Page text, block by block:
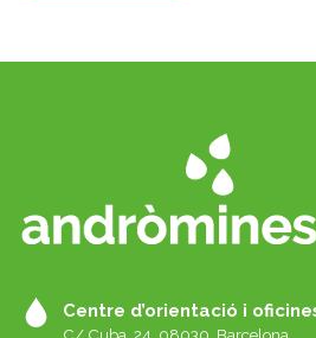
Centre d’orientació i